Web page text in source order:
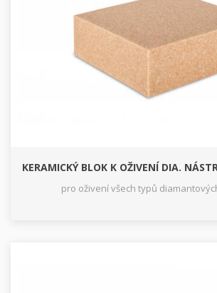
KERAMICKÝ BLOK K OŽIVENÍ DIA.
pro oživení všech typů